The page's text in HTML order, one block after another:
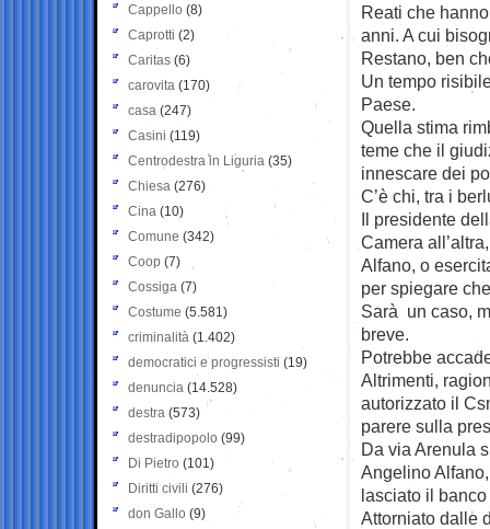
Reati che
anni. A cui
Restano, ben
Un tempo
Paese.
Quella stima
teme che il
innescare dei
C’è chi, tra i
Il presidente
Camera
Alfano, o
per spiegare
Sarà un caso,
breve.
Potrebbe
Altrimenti,
autorizzato il
parere sulla
Da via Arenula
Angelino
lasciato il
Attorniato dalle
Cappello (8)
Caprotti (2)
Caritas (6)
carovita (170)
casa (247)
Casini (119)
Centrodestra in Liguria (35)
Chiesa (276)
Cina (10)
Comune (342)
Coop (7)
Cossiga (7)
Costume (5.581)
criminalità (1.402)
democratici e progressisti (19)
denuncia (14.528)
destra (573)
destradipopolo (99)
Di Pietro (101)
Diritti civili (276)
don Gallo (9)